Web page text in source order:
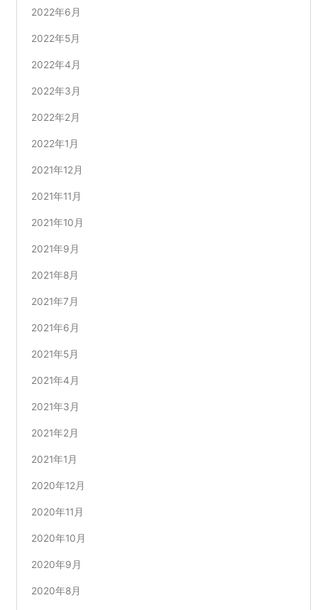
2022年6月
2022年5月
2022年4月
2022年3月
2022年2月
2022年1月
2021年12月
2021年11月
2021年10月
2021年9月
2021年8月
2021年7月
2021年6月
2021年5月
2021年4月
2021年3月
2021年2月
2021年1月
2020年12月
2020年11月
2020年10月
2020年9月
2020年8月